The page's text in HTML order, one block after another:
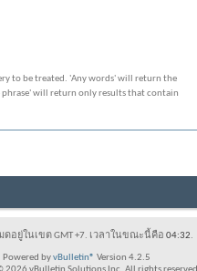
to be treated. 'Any words' will return the
will return only results that contain
ดอยู่ในเขต GMT +7. เวลาในขณะนี้คือ 04:32.
Powered byvBulletin® Version 4.2.5